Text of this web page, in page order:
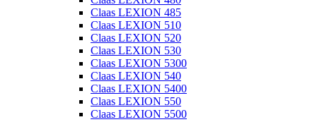
Claas LEXION 485
Claas LEXION 510
Claas LEXION 520
Claas LEXION 530
Claas LEXION 5300
Claas LEXION 540
Claas LEXION 5400
Claas LEXION 550
Claas LEXION 5500